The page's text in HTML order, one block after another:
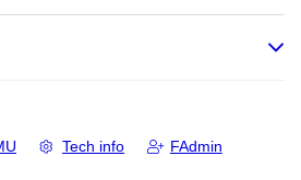
Tech info FAdmin